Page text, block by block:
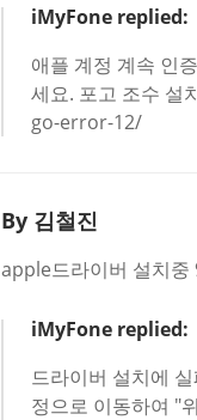
iMyFone replied:
애플 계정 계속 인
세요. 포고 조수
go-error-12/
By 김철진
apple드라이버 설치중
iMyFone replied:
드라이버 설치에
정으로 이동하여 "